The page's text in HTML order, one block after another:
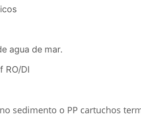
agua de mar.
RO/DI
sedimento o PP cartuchos